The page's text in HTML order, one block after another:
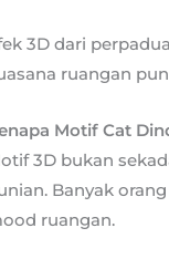
3D dari
ruangan
Motif Cat
3D bukan
Banyak
ruangan.